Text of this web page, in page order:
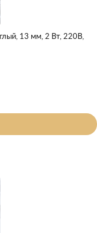
13 мм, 2 Вт, 220В,